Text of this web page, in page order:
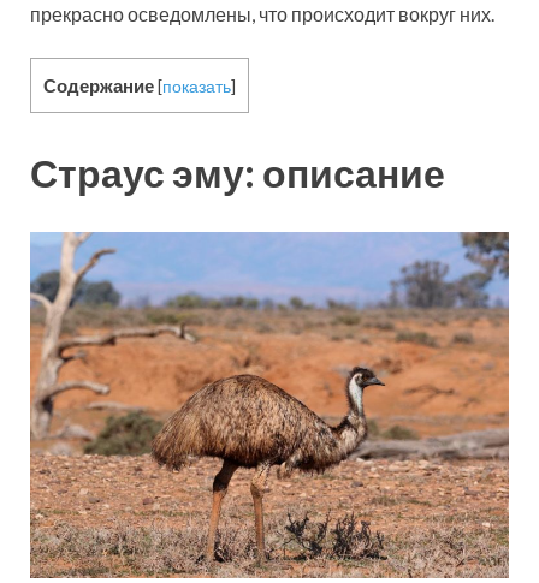
прекрасно осведомлены, что происходит вокруг них.
Содержание[показать]
Страус эму: описание